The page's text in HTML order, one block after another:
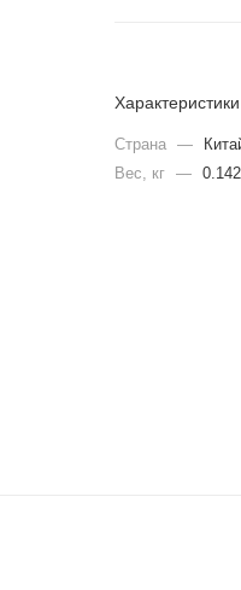
Характеристики
Страна —
Вес, кг
— 0.142